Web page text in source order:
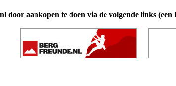
door aankopen te doen via de volgende links